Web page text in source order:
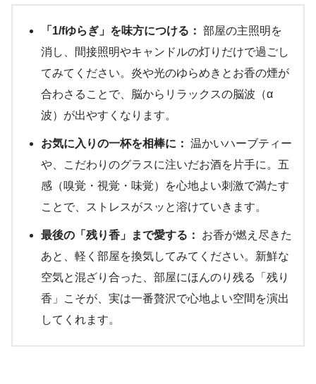
「1/fゆらぎ」を味方につける： 部屋の主照明を
消し、間接照明やキャンドルの灯りだけで過ごし
てみてください。炎や光のゆらめきとお香の煙が
合わさることで、脳からリラックスの脳波（α
波）が出やすくなります。
お気に入りの一杯を相棒に： 温かいハーブティー
や、こだわりのグラスに注いだお酒を片手に。五
感（嗅覚・視覚・味覚）を心地よい刺激で満たす
ことで、ストレスがスッと溶けていきます。
最後の「残り香」まで愛する：
お香が燃え尽きた
あと、軽く部屋を換気してみてください。新鮮な
空気と混ざり合った、部屋にほんのり残る「残り
香」こそが、実は一番贅沢で心地よい空間を演出
してくれます。